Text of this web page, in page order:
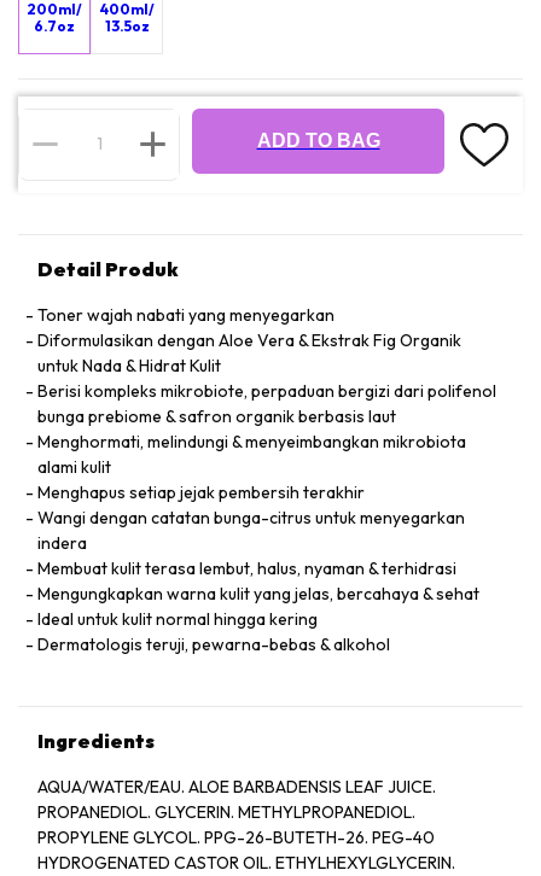
200ml/
6.7oz
400ml/
13.5oz
ADD TO BAG
Detail Produk
Toner wajah nabati yang menyegarkan
Diformulasikan dengan Aloe Vera & Ekstrak Fig Organik
untuk Nada & Hidrat Kulit
Berisi kompleks mikrobiote, perpaduan bergizi dari polifenol
bunga prebiome & safron organik berbasis laut
Menghormati, melindungi & menyeimbangkan mikrobiota
alami kulit
Menghapus setiap jejak pembersih terakhir
Wangi dengan catatan bunga-citrus untuk menyegarkan
indera
Membuat kulit terasa lembut, halus, nyaman & terhidrasi
Mengungkapkan warna kulit yang jelas, bercahaya & sehat
Ideal untuk kulit normal hingga kering
Dermatologis teruji, pewarna-bebas & alkohol
Ingredients
AQUA/WATER/EAU. ALOE BARBADENSIS LEAF JUICE.
PROPANEDIOL. GLYCERIN. METHYLPROPANEDIOL.
PROPYLENE GLYCOL. PPG-26-BUTETH-26. PEG-40
HYDROGENATED CASTOR OIL. ETHYLHEXYLGLYCERIN.